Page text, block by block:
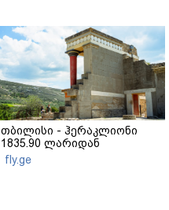
თბილისი - ჰერაკლიონი
1835.90 ლარიდან
fly.ge